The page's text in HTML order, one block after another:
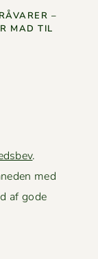
–
MAD TIL
.
med
af gode